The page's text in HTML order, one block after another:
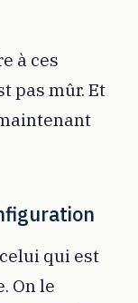
à ces
pas mûr. Et
qui est
On le